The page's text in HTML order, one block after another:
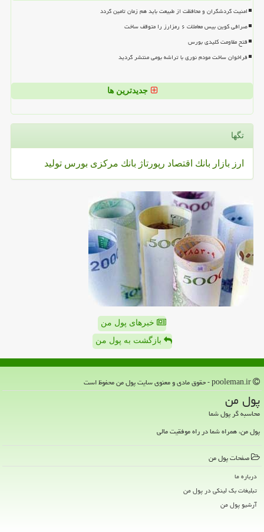
امنیت گردشگران و محافظت از طبیعت باید هم زمان تامین گردد
صرافی کوین بیس معاملات ۶ رمزارز را متوقف ساخت
فتح مقاومت کلیدی بورس
فراخوان ساخت مودم نوری با تراشه بومی منتشر گردید
جدیدترین ها
تگها
ارز بازار بانك اقتصاد رپورتاژ بانك مركزی بورس تولید
خبرهای پول من
بازگشت به پول من
پول من
محاسبه گر پول شما
پول من، همراه شما در راه موفقیت مالی
صفحات پول من
درباره ما
تبلیغات بک لینکی در پول من
آرشیو پول من